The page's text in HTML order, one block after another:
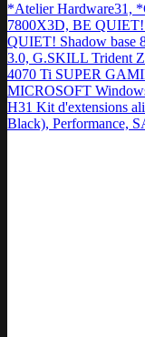
*Atelier Hardware31,
7800X3D, BE
QUIET! Shadow base
3.0, G.SKILL Trident
4070 Ti SUPER
MICROSOFT
H31 Kit d'extensions
Black), Performance,